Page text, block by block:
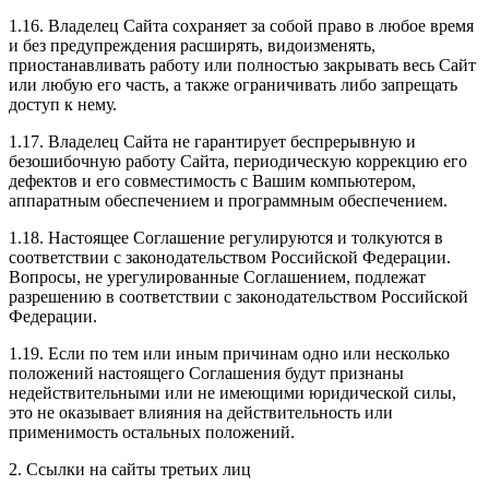
1.16. Владелец Сайта сохраняет за собой право в любое время
и без предупреждения расширять, видоизменять,
приостанавливать работу или полностью закрывать весь Сайт
или любую его часть, а также ограничивать либо запрещать
доступ к нему.
1.17. Владелец Сайта не гарантирует беспрерывную и
безошибочную работу Сайта, периодическую коррекцию его
дефектов и его совместимость с Вашим компьютером,
аппаратным обеспечением и программным обеспечением.
1.18. Настоящее Соглашение регулируются и толкуются в
соответствии с законодательством Российской Федерации.
Вопросы, не урегулированные Соглашением, подлежат
разрешению в соответствии с законодательством Российской
Федерации.
1.19. Если по тем или иным причинам одно или несколько
положений настоящего Соглашения будут признаны
недействительными или не имеющими юридической силы,
это не оказывает влияния на действительность или
применимость остальных положений.
2. Ссылки на сайты третьих лиц